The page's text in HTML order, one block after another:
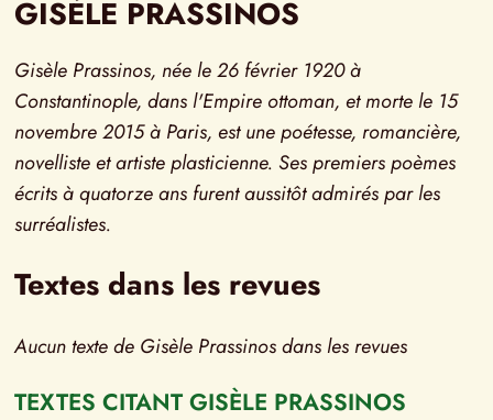
GISÈLE PRASSINOS
Gisèle Prassinos, née le 26 février 1920 à
Constantinople, dans l'Empire ottoman, et morte le 15
novembre 2015 à Paris, est une poétesse, romancière,
novelliste et artiste plasticienne. Ses premiers poèmes
écrits à quatorze ans furent aussitôt admirés par les
surréalistes.
Textes dans les revues
Aucun texte de Gisèle Prassinos dans les revues
TEXTES CITANT GISÈLE PRASSINOS